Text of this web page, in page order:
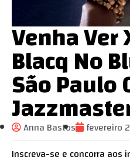
Venha
Blacq No
São Paulo
Anna Bastos
fevereiro
Inscreva-se e concorra aos